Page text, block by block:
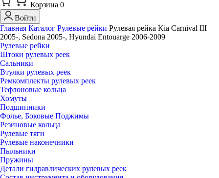
Корзина 0
Войти
Главная Каталог Рулевые рейки Рулевая рейка Kia Carnival III
2005-, Sedona 2005-, Hyundai Entouarge 2006-2009
Рулевые рейки
Штоки рулевых реек
Сальники
Втулки рулевых реек
Ремкомплекты рулевых реек
Тефлоновые кольца
Хомуты
Подшипники
Фолье, Боковые Поджимы
Резиновые кольца
Рулевые тяги
Рулевые наконечники
Пыльники
Пружины
Детали гидравлических рулевых реек